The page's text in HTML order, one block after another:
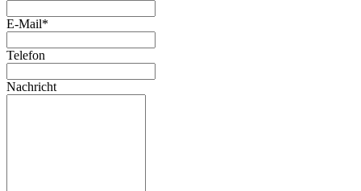
E-Mail*
Telefon
Nachricht